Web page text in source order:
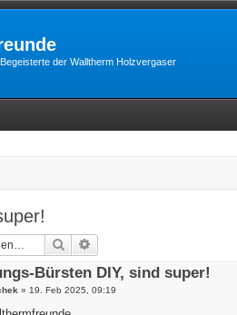
der Walltherm Holzvergaser
Suche
Bürsten DIY, sind super!
» 19. Feb 2025, 09:19